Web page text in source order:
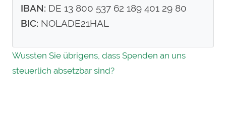
IBAN: DE 13 800 537 62 189 401 29 80
BIC: NOLADE21HAL
Wussten Sie übrigens, dass Spenden an uns
steuerlich absetzbar sind?